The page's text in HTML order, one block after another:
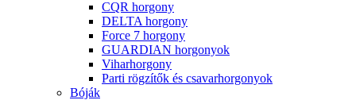
CQR horgony
DELTA horgony
Force 7 horgony
GUARDIAN horgonyok
Viharhorgony
Parti rögzítők és csavarhorgonyok
Bóják